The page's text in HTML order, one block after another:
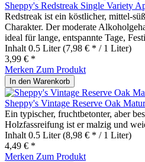
Sheppy's Redstreak Single Variety
Redstreak ist ein köstlicher, mittel-
Charakter. Der moderate
ideal für lange, entspannte Tage,
Inhalt 0.5 Liter(7,98 € * / 1 Liter)
3,99 € *
Merken Zum Produkt
In den Warenkorb
Sheppy's Vintage Reserve Oak
Ein typischer, fruchtbetonter, aber
Holzfassreifung ist er malzig und
Inhalt 0.5 Liter(8,98 € * / 1 Liter)
4,49 € *
Merken Zum Produkt